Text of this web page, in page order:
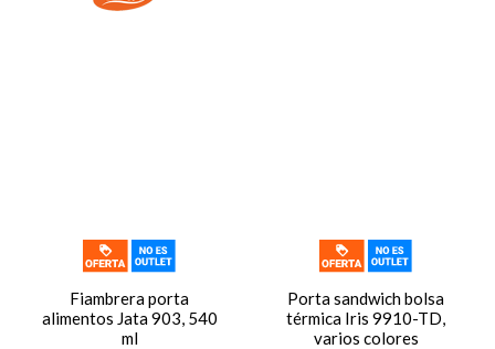
Fiambrera porta
alimentos Jata 903, 540
ml
Porta sandwich bolsa
térmica Iris 9910-TD,
varios colores